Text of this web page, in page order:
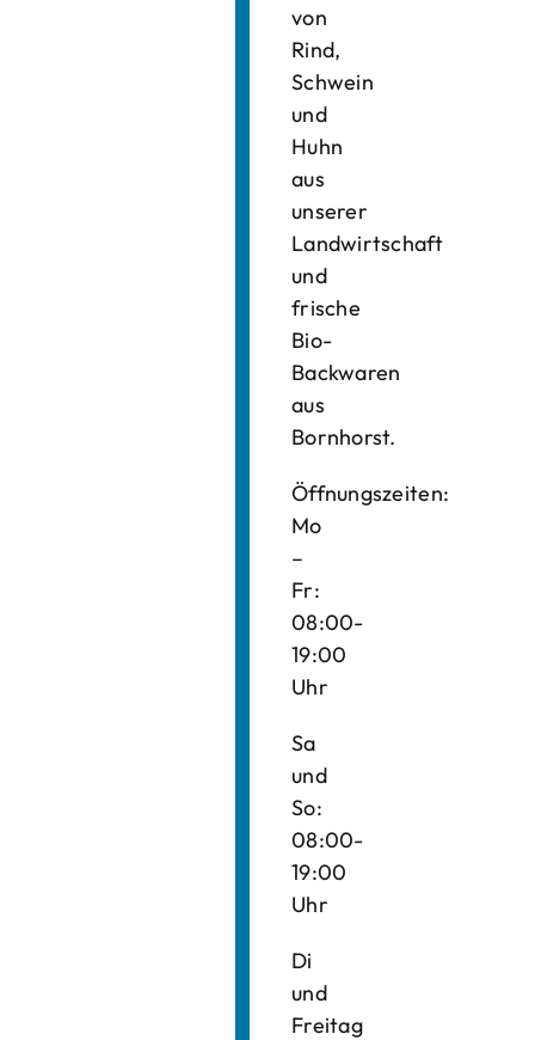
von
Rind,
Schwein
und
Huhn
aus
unserer
Landwirtschaft
und
frische
Bio-
Backwaren
aus
Bornhorst.
Öffnungszeiten:
Mo
–
Fr:
08:00-
19:00
Uhr
Sa
und
So:
08:00-
19:00
Uhr
Di
und
Freitag